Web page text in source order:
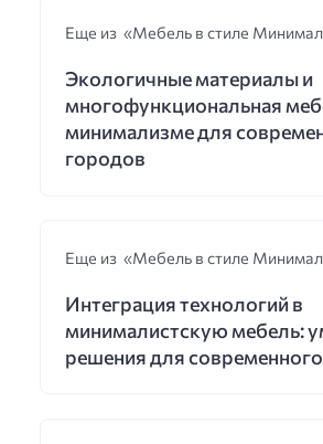
Еще из «Мебель в стиле
Экологичные материалы и
многофункциональная
минимализме для
городов
Еще из «Мебель в стиле
Интеграция технологий в
минималистскую мебель:
решения для